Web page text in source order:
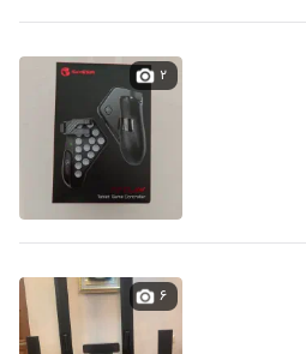
۲
۶